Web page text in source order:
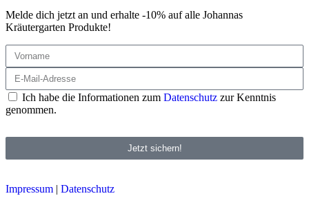
Melde dich jetzt an und erhalte -10% auf alle Johannas
Kräutergarten Produkte!
Ich habe die Informationen zum Datenschutz zur Kenntnis
genommen.
Jetzt sichern!
Impressum | Datenschutz